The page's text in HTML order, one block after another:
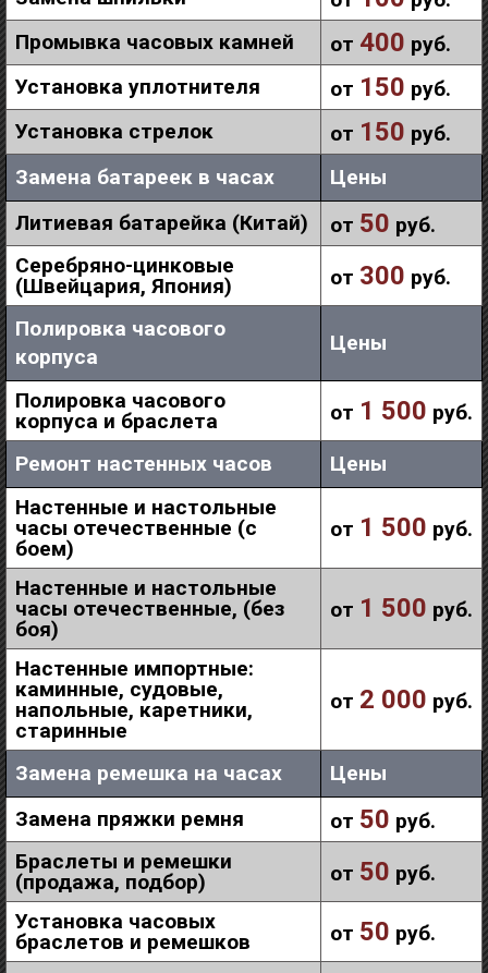
Промывка часовых камней
от 400 руб.
Установка уплотнителя
от 150 руб.
Установка стрелок
от 150 руб.
Замена батареек в часах
Цены
Литиевая батарейка (Китай)
от 50 руб.
Серебряно-цинковые
(Швейцария, Япония)
от 300 руб.
Полировка часового
корпуса
Цены
Полировка часового
корпуса и браслета
от 1 500 руб.
Ремонт настенных часов
Цены
Настенные и настольные
часы отечественные (с
боем)
от 1 500 руб.
Настенные и настольные
часы отечественные, (без
боя)
от 1 500 руб.
Настенные импортные:
каминные, судовые,
напольные, каретники,
старинные
от 2 000 руб.
Замена ремешка на часах
Цены
Замена пряжки ремня
от 50 руб.
Браслеты и ремешки
(продажа, подбор)
от 50 руб.
Установка часовых
браслетов и ремешков
от 50 руб.